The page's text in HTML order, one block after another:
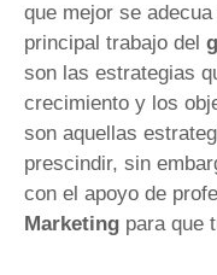
que mejor se
principal trabajo del
son las estrategias
crecimiento y los
son aquellas
prescindir, sin
con el apoyo de
Marketing para que